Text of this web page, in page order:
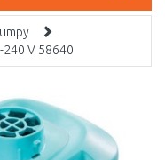
240 V 58640